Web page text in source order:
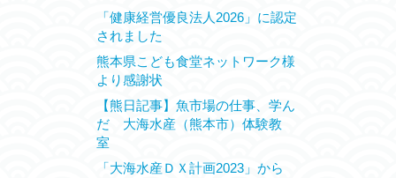
「健康経営優良法人2026」に認定
されました
熊本県こども食堂ネットワーク様
より感謝状
【熊日記事】魚市場の仕事、学ん
だ 大海水産（熊本市）体験教
室
「大海水産ＤＸ計画2023」から